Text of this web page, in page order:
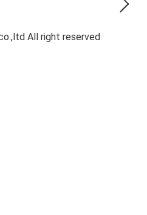
All right reserved